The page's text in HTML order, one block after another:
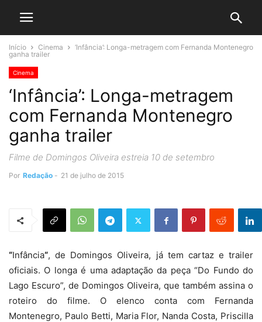
Início Cinema
‘Infância’: Longa-metragem com Fernanda Montenegro
ganha trailer
Cinema
‘Infância’: Longa-metragem
com Fernanda Montenegro
ganha trailer
Filme de Domingos Oliveira estreia 10 de setembro
Por Redação - 21 de julho de 2015
“Infância“, de Domingos Oliveira, já tem cartaz e trailer
oficiais. O longa é uma adaptação da peça “Do Fundo do
Lago Escuro”, de Domingos Oliveira, que também assina o
roteiro do filme. O elenco conta com Fernanda
Montenegro, Paulo Betti, Maria Flor, Nanda Costa, Priscilla